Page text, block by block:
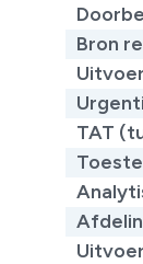
Bron
TAT